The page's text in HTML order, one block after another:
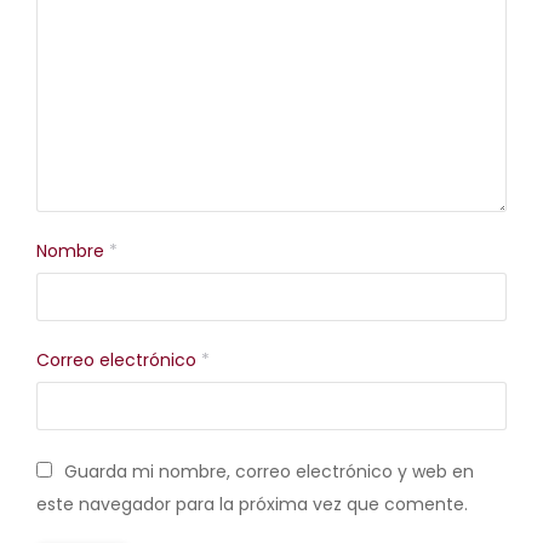
Nombre *
Correo electrónico *
Guarda mi nombre, correo electrónico y web en
este navegador para la próxima vez que comente.